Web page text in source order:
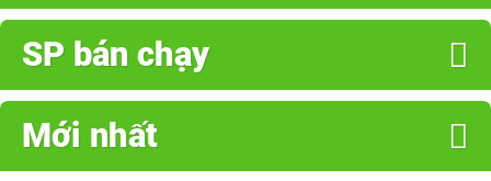
SP bán chạy
Mới nhất